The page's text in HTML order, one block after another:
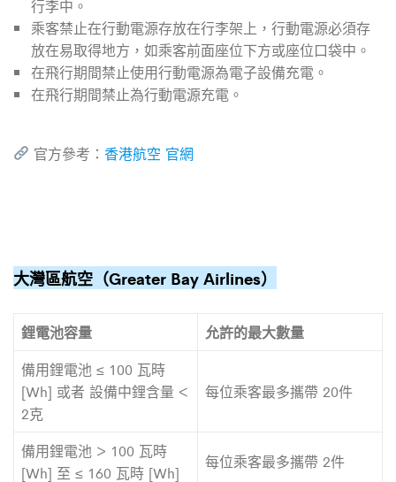
行李中。
乘客禁止在行動電源存放在行李架上，行動電源必須存
放在易取得地方，如乘客前面座位下方或座位口袋中。
在飛行期間禁止使用行動電源為電子設備充電。
在飛行期間禁止為行動電源充電。
官方參考：香港航空 官網
大灣區航空（Greater Bay Airlines）
鋰電池容量 允許的最大數量
備用鋰電池 ≤ 100 瓦時
[Wh] 或者 設備中鋰含量 <
2克
每位乘客最多攜帶 20件
備用鋰電池 > 100 瓦時
[Wh] 至 ≤ 160 瓦時 [Wh]
每位乘客最多攜帶 2件